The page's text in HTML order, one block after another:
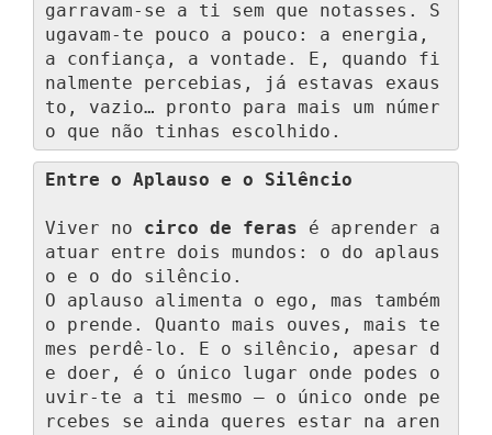
garravam-se a ti sem que notasses. S
ugavam-te pouco a pouco: a energia,
a confiança, a vontade. E, quando fi
nalmente percebias, já estavas exaus
to, vazio… pronto para mais um númer
o que não tinhas escolhido.
Entre o Aplauso e o Silêncio
Viver no circo de feras é aprender a
atuar entre dois mundos: o do aplaus
o e o do silêncio.
O aplauso alimenta o ego, mas também
o prende. Quanto mais ouves, mais te
mes perdê-lo. E o silêncio, apesar d
e doer, é o único lugar onde podes o
uvir-te a ti mesmo — o único onde pe
rcebes se ainda queres estar na aren